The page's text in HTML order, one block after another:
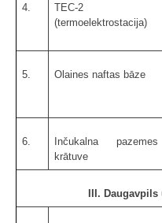
4.
TEC-2
(termoelektrostacija)
5. Olaines naftas bāze
6.
Inčukalna
krātuve
III.